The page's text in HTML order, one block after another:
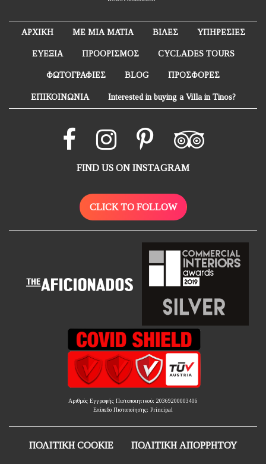
ΑΡΧΙΚΗ ΜΕ ΜΙΑ ΜΑΤΙΑ ΒΙΛΕΣ ΥΠΗΡΕΣΙΕΣ
ΕΥΕΞΙΑ ΠΡΟΟΡΙΣΜΟΣ CYCLADES TOURS
ΦΩΤΟΓΡΑΦΙΕΣ BLOG ΠΡΟΣΦΟΡΕΣ
ΕΠΙΚΟΙΝΩΝΙΑ Interested in buying a Villa in Tinos?
FIND US ON INSTAGRAM
CLICK TO FOLLOW
Αριθμός Εγγραφής Πιστοποιητικού: 20369200003406
Επίπεδο Πιστοποίησης: Principal
ΠΟΛΙΤΙΚΗ COOKIE ΠΟΛΙΤΙΚΗ ΑΠΟΡΡΗΤΟΥ